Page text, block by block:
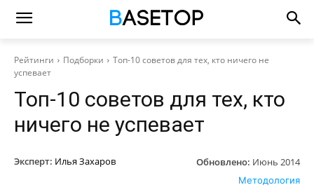
Рейтинги Подборки
Топ-10 советов для тех, кто ничего не
успевает
Топ-10 советов для тех, кто
ничего не успевает
Эксперт: Илья Захаров Обновлено: Июнь 2014
Методология